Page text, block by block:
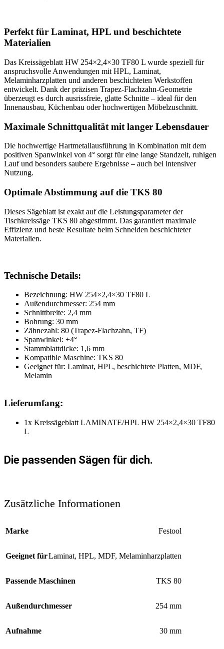
Perfekt für Laminat, HPL und beschichtete
Materialien
Das Kreissägeblatt HW 254×2,4×30 TF80 L wurde speziell für
anspruchsvolle Anwendungen mit HPL, Laminat,
Melaminharzplatten und anderen beschichteten Werkstoffen
entwickelt. Dank der präzisen Trapez-Flachzahn-Geometrie
überzeugt es durch ausrissfreie, glatte Schnitte – ideal für den
Innenausbau, Küchenbau oder hochwertigen Möbelzuschnitt.
Maximale Schnittqualität mit langer Lebensdauer
Die hochwertige Hartmetallausführung in Kombination mit dem
positiven Spanwinkel von 4° sorgt für eine lange Standzeit, ruhigen
Lauf und besonders saubere Ergebnisse – auch bei intensiver
Nutzung.
Optimale Abstimmung auf die TKS 80
Dieses Sägeblatt ist exakt auf die Leistungsparameter der
Tischkreissäge TKS 80 abgestimmt. Das garantiert maximale
Effizienz und beste Resultate beim Schneiden beschichteter
Materialien.
Technische Details:
Bezeichnung: HW 254×2,4×30 TF80 L
Außendurchmesser: 254 mm
Schnittbreite: 2,4 mm
Bohrung: 30 mm
Zähnezahl: 80 (Trapez-Flachzahn, TF)
Spanwinkel: +4°
Stammblattdicke: 1,6 mm
Kompatible Maschine: TKS 80
Geeignet für: Laminat, HPL, beschichtete Platten, MDF,
Melamin
Lieferumfang:
1x Kreissägeblatt LAMINATE/HPL HW 254×2,4×30 TF80
L
Die passenden Sägen für dich.
Zusätzliche Informationen
Marke Festool
Geeignet fürLaminat, HPL, MDF, Melaminharzplatten
Passende Maschinen TKS 80
Außendurchmesser 254 mm
Aufnahme 30 mm